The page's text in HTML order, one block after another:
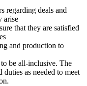
regarding deals and
arise
that they are satisfied
and production to
be all-inclusive. The
as needed to meet